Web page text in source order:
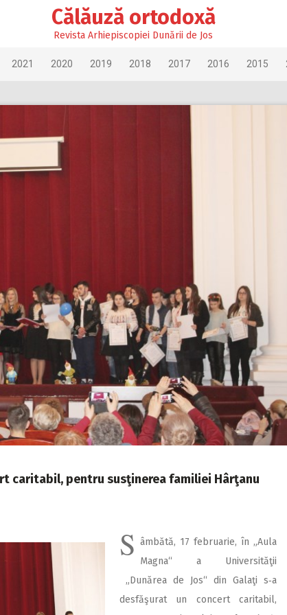
Călăuză ortodoxă
Revista Arhiepiscopiei Dunării de Jos
2021 2020 2019 2018 2017 2016 2015
caritabil, pentru susţinerea familiei Hârţanu
S âmbătă, 17 februarie, în „Aula
Magna“ a Universităţii
„Dunărea de Jos“ din Galaţi s‑a
desfăşurat un concert caritabil,